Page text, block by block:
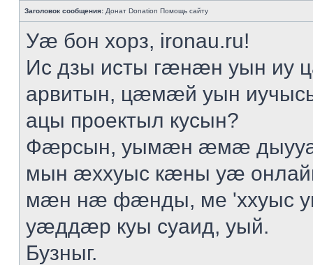
Заголовок сообщения: Донат Donation Помощь сайту
Уӕ бон хорз, ironau.ru!
Ис дзы исты гӕнӕн уын иу
арвитын, цӕмӕй уын
ацы проектыл кусын?
Фӕрсын, уымӕн ӕмӕ
мын ӕххуыс кӕны уӕ
мӕн нӕ фӕнды, ме 'ххуыс
уӕддӕр куы суаид, уый.
Бузныг.